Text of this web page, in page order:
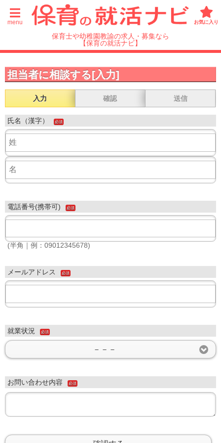
menu お気に入り
保育士や幼稚園教諭の求人・募集なら
【保育の就活ナビ】
担当者に相談する[入力]
入力 確認 送信
氏名（漢字） 必須
電話番号(携帯可) 必須
(半角｜例：09012345678)
メールアドレス 必須
就業状況 必須
－－－
お問い合わせ内容 必須